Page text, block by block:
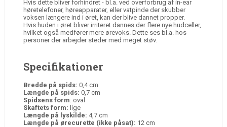
Hvis dette bliver forhindret - bl.a. ved overforbrug af in-ear
høretelefoner, høreapparater, eller vatpinde der skubber
voksen længere ind i øret, kan der blive dannet propper.
Hvis huden i øret bliver irriteret dannes der flere nye hudceller,
hvilket også medfører mere ørevoks. Dette ses bl.a. hos
personer der arbejder steder med meget støv.
Specifikationer
Bredde på spids: 0,4 cm
Længde på spids: 0,7 cm
Spidsens form: oval
Skaftets form: lige
Længde på lyskilde: 4,7 cm
Længde på ørecurette (ikke påsat): 12 cm